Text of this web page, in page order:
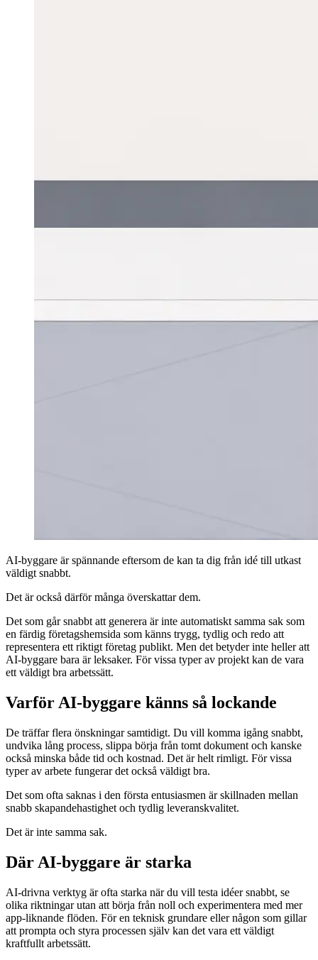
AI-byggare är spännande eftersom de kan ta dig från idé till utkast
väldigt snabbt.
Det är också därför många överskattar dem.
Det som går snabbt att generera är inte automatiskt samma sak som
en färdig företagshemsida som känns trygg, tydlig och redo att
representera ett riktigt företag publikt. Men det betyder inte heller att
AI-byggare bara är leksaker. För vissa typer av projekt kan de vara
ett väldigt bra arbetssätt.
Varför AI-byggare känns så lockande
De träffar flera önskningar samtidigt. Du vill komma igång snabbt,
undvika lång process, slippa börja från tomt dokument och kanske
också minska både tid och kostnad. Det är helt rimligt. För vissa
typer av arbete fungerar det också väldigt bra.
Det som ofta saknas i den första entusiasmen är skillnaden mellan
snabb skapandehastighet och tydlig leveranskvalitet.
Det är inte samma sak.
Där AI-byggare är starka
AI-drivna verktyg är ofta starka när du vill testa idéer snabbt, se
olika riktningar utan att börja från noll och experimentera med mer
app-liknande flöden. För en teknisk grundare eller någon som gillar
att prompta och styra processen själv kan det vara ett väldigt
kraftfullt arbetssätt.